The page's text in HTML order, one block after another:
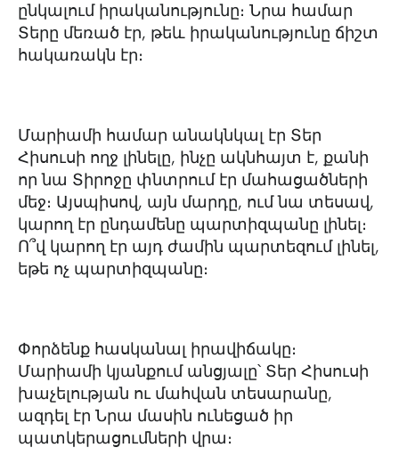
ընկալում իրականությունը։ Նրա համար
Տերը մեռած էր, թեև իրականությունը ճիշտ
հակառակն էր։
Մարիամի համար անակնկալ էր Տեր
Հիսուսի ողջ լինելը, ինչը ակնհայտ է, քանի
որ նա Տիրոջը փնտրում էր մահացածների
մեջ։ Այսպիսով, այն մարդը, ում նա տեսավ,
կարող էր ընդամենը պարտիզպանը լինել։
Ո՞վ կարող էր այդ ժամին պարտեզում լինել,
եթե ոչ պարտիզպանը։
Փորձենք հասկանալ իրավիճակը։
Մարիամի կյանքում անցյալը՝ Տեր Հիսուսի
խաչելության ու մահվան տեսարանը,
ազդել էր Նրա մասին ունեցած իր
պատկերացումների վրա։